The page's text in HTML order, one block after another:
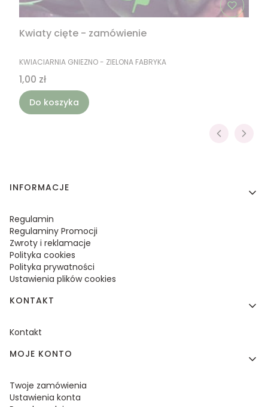
Kwiaty cięte - zamówienie
PRODUCENT
KWIACIARNIA GNIEZNO - ZIELONA FABRYKA
Cena
1,00 zł
Do koszyka
Linki w stopce
INFORMACJE
Regulamin
Regulaminy Promocji
Zwroty i reklamacje
Polityka cookies
Polityka prywatności
Ustawienia plików cookies
KONTAKT
Kontakt
MOJE KONTO
Twoje zamówienia
Ustawienia konta